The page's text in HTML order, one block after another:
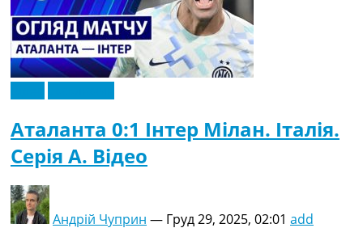
Аталанта 0:1 Інтер Мілан. Італія.
Серія A. Відео
Андрій Чуприн — Груд 29, 2025, 02:01 add